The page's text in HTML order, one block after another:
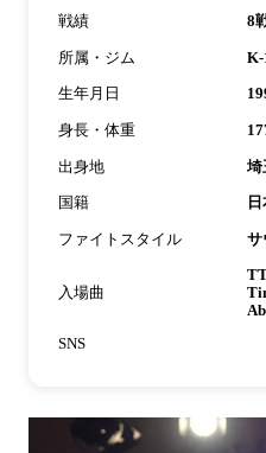
戦績 8
所属・ジム K-
生年月日
身長・体重
出身地 埼
国籍
ファイトスタイル サ
入場曲
SNS